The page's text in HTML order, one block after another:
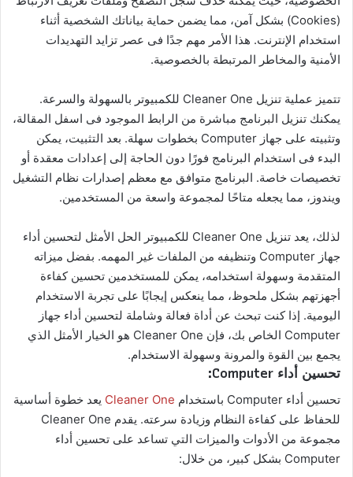
(Cookies) بشكل آمن، مما يضمن حماية بياناتك الشخصية أثناء
استخدام الإنترنت. هذا الأمر مهم جدًا فى عصر تزايد التهديدات
الأمنية والمخاطر المرتبطة بالخصوصية.
تتميز عملية تنزيل Cleaner One للكمبيوتر بالسهولة والسرعة.
يمكنك تنزيل البرنامج مباشرة من الرابط الموجود فى اسفل المقالة،
وتثبيته على جهاز Computer بخطوات سهلة. بعد التثبيت، يمكن
البدء فى استخدام البرنامج فورًا دون الحاجة إلى إعدادات معقدة أو
تخصيصات خاصة. البرنامج متوافق مع معظم إصدارات نظام التشغيل
ويندوز، مما يجعله متاحًا لمجموعة واسعة من المستخدمين.
لذلك، يعد تنزيل Cleaner One للكمبيوتر الحل الأمثل لتحسين أداء
جهاز Computer وتنظيفه من الملفات غير المهمه. بفضل ميزاته
المتقدمة وسهولة استخدامه، يمكن للمستخدمين تحسين كفاءة
أجهزتهم بشكل ملحوظ، مما ينعكس إيجابًا على تجربة الاستخدام
اليومية. إذا كنت تبحث عن أداة فعالة وشاملة لتحسين أداء جهاز
Computer الخاص بك، فإن Cleaner One هو الخيار الأمثل الذي
يجمع بين القوة والمرونة وسهولة الاستخدام.
تحسين أداء Computer:
تحسين أداء Computer باستخدام Cleaner One يعد خطوة أساسية
للحفاظ على كفاءة النظام وزيادة سرعته. يقدم Cleaner One
مجموعة من الأدوات والميزات التي تساعد على تحسين أداء
Computer بشكل كبير، من خلال: